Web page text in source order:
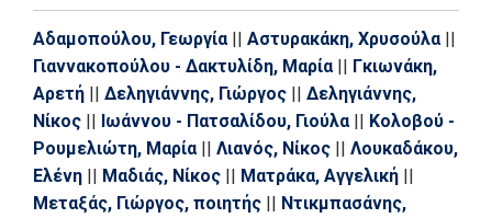
Αδαμοπούλου, Γεωργία || Αστυρακάκη, Χρυσούλα ||
Γιαννακοπούλου - Δακτυλίδη, Μαρία || Γκιωνάκη,
Αρετή || Δεληγιάννης, Γιώργος || Δεληγιάννης,
Νίκος || Ιωάννου - Πατσαλίδου, Γιούλα || Κολοβού -
Ρουμελιώτη, Μαρία || Λιανός, Νίκος || Λουκαδάκου,
Ελένη || Μαδιάς, Νίκος || Ματράκα, Αγγελική ||
Μεταξάς, Γιώργος, ποιητής || Ντικμπασάνης,